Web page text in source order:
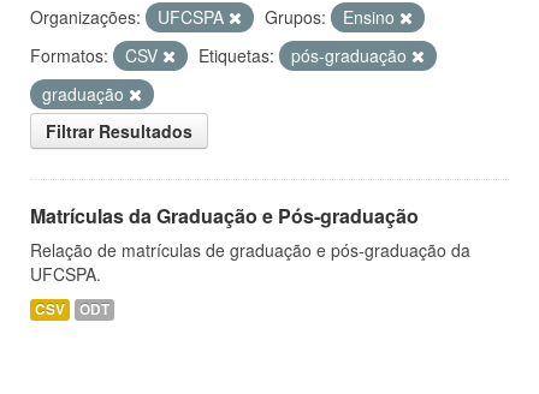
Organizações: UFCSPA Grupos:
Ensino
Formatos:
CSV Etiquetas:
pós-graduação
graduação
Filtrar Resultados
Matrículas da Graduação e Pós-graduação
Relação de matrículas de graduação e pós-graduação da
UFCSPA.
CSV ODT